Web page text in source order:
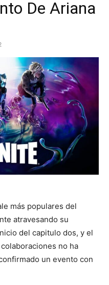
De Ariana
más populares del
atravesando su
del capitulo dos, y el
no ha
un evento con